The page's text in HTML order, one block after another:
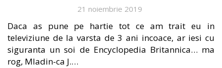
21 noiembrie 2019
Daca as pune pe hartie tot ce am trait eu in
televiziune de la varsta de 3 ani incoace, ar iesi cu
siguranta un soi de Encyclopedia Britannica… ma
rog, Mladin-ca J.…